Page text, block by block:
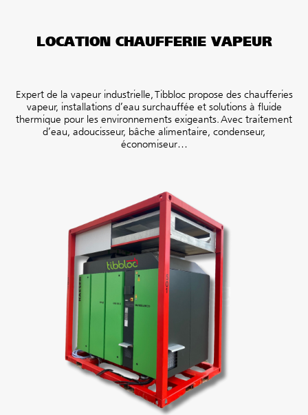
LOCATION CHAUFFERIE VAPEUR
Expert de la vapeur industrielle,Tibbloc propose des chaufferies
vapeur, installations d’eau surchauffée et solutions à fluide
thermique pour les environnements exigeants.Avec traitement
d’eau, adoucisseur, bâche alimentaire, condenseur,
économiseur…